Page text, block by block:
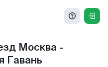
Москва -
Гавань